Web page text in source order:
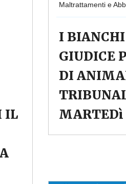
Maltrattamenti e
I
GIUDICE
DI
MARTEDì
IL